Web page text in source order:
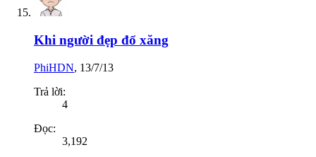
Khi người đẹp đổ xăng
PhiHDN, 13/7/13
Trả lời:
4
Đọc:
3,192